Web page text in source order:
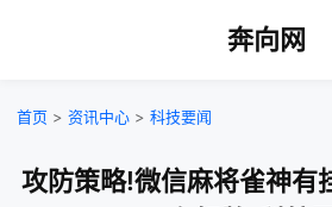
奔向网
首页 > 资讯中心 > 科技要闻
攻防策略!微信麻将雀神有